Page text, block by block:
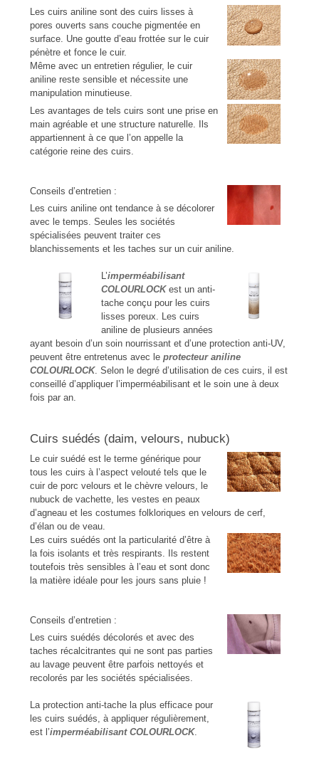
Les cuirs aniline sont des cuirs lisses à
pores ouverts sans couche pigmentée en
surface. Une goutte d’eau frottée sur le cuir
pénètre et fonce le cuir.
Même avec un entretien régulier, le cuir
aniline reste sensible et nécessite une
manipulation minutieuse.
Les avantages de tels cuirs sont une prise en
main agréable et une structure naturelle. Ils
appartiennent à ce que l’on appelle la
catégorie reine des cuirs.
Conseils d’entretien :
Les cuirs aniline ont tendance à se décolorer
avec le temps. Seules les sociétés
spécialisées peuvent traiter ces
blanchissements et les taches sur un cuir aniline.
L’imperméabilisant
COLOURLOCKest un anti-
tache conçu pour les cuirs
lisses poreux. Les cuirs
aniline de plusieurs années
ayant besoin d’un soin nourrissant et d’une protection anti-UV,
peuvent être entretenus avec le protecteur aniline
COLOURLOCK. Selon le degré d’utilisation de ces cuirs, il est
conseillé d’appliquer l’imperméabilisant et le soin une à deux
fois par an.
Cuirs suédés (daim, velours, nubuck)
Le cuir suédé est le terme générique pour
tous les cuirs à l’aspect velouté tels que le
cuir de porc velours et le chèvre velours, le
nubuck de vachette, les vestes en peaux
d’agneau et les costumes folkloriques en velours de cerf,
d’élan ou de veau.
Les cuirs suédés ont la particularité d’être à
la fois isolants et très respirants. Ils restent
toutefois très sensibles à l’eau et sont donc
la matière idéale pour les jours sans pluie !
Conseils d’entretien :
Les cuirs suédés décolorés et avec des
taches récalcitrantes qui ne sont pas parties
au lavage peuvent être parfois nettoyés et
recolorés par les sociétés spécialisées.
La protection anti-tache la plus efficace pour
les cuirs suédés, à appliquer régulièrement,
est l’imperméabilisant COLOURLOCK.